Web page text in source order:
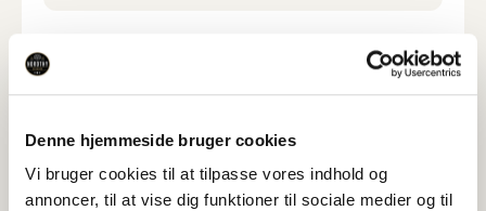
Denne hjemmeside bruger cookies
Vi bruger cookies til at tilpasse vores indhold og
annoncer, til at vise dig funktioner til sociale medier og til
Specifikationer